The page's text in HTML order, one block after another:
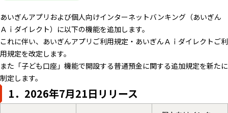
あいぎんアプリおよび個人向けインターネットバンキング（あいぎん
Ａｉダイレクト）に以下の機能を追加します。
これに伴い、あいぎんアプリご利用規定・あいぎんＡｉダイレクトご利
用規定を改定します。
また「子ども口座」機能で開設する普通預金に関する追加規定を新たに
制定します。
1．2026年7月21日リリース